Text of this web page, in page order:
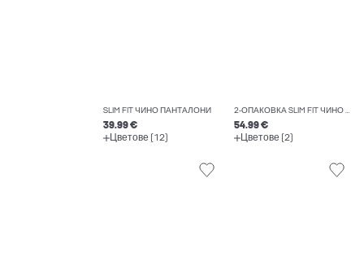
SLIM FIT ЧИНО ПАНТАЛОНИ
39.99 €
Цветове (12)
2-ОПАКОВКА SLIM FIT ЧИНО ПАНТАЛОНИ
54.99 €
Цветове (2)